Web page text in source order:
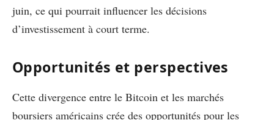
juin, ce qui pourrait influencer les décisions
d’investissement à court terme.
Opportunités et perspectives
Cette divergence entre le Bitcoin et les marchés
boursiers américains crée des opportunités pour les